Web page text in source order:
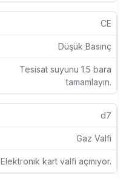
CE
Düşük Basınç
Tesisat suyunu 1.5 bara
tamamlayın.
d7
Gaz Valfi
Elektronik kart valfi açmıyor.